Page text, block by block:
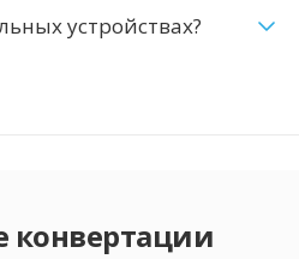
устройствах?
конвертации